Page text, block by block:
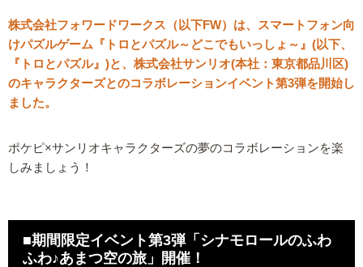
株式会社フォワードワークス（以下FW）は、スマートフォン向
けパズルゲーム『トロとパズル～どこでもいっしょ～』(以下、
『トロとパズル』)と、株式会社サンリオ(本社：東京都品川区)
のキャラクターズとのコラボレーションイベント第3弾を開始し
ました。
ポケピ×サンリオキャラクターズの夢のコラボレーションを楽
しみましょう！
■期間限定イベント第3弾「シナモロールのふわ
ふわ♪あまつ空の旅」開催！